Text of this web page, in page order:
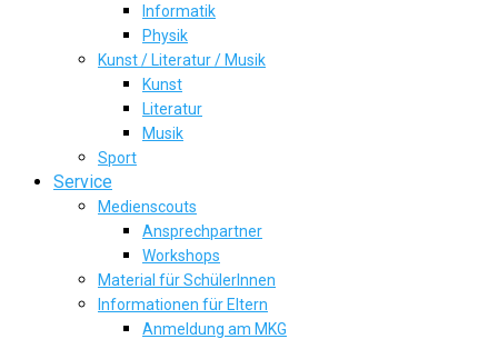
Informatik
Physik
Kunst / Literatur / Musik
Kunst
Literatur
Musik
Sport
Service
Medienscouts
Ansprechpartner
Workshops
Material für SchülerInnen
Informationen für Eltern
Anmeldung am MKG